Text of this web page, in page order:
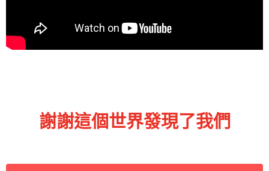
謝謝這個世界發現了我們